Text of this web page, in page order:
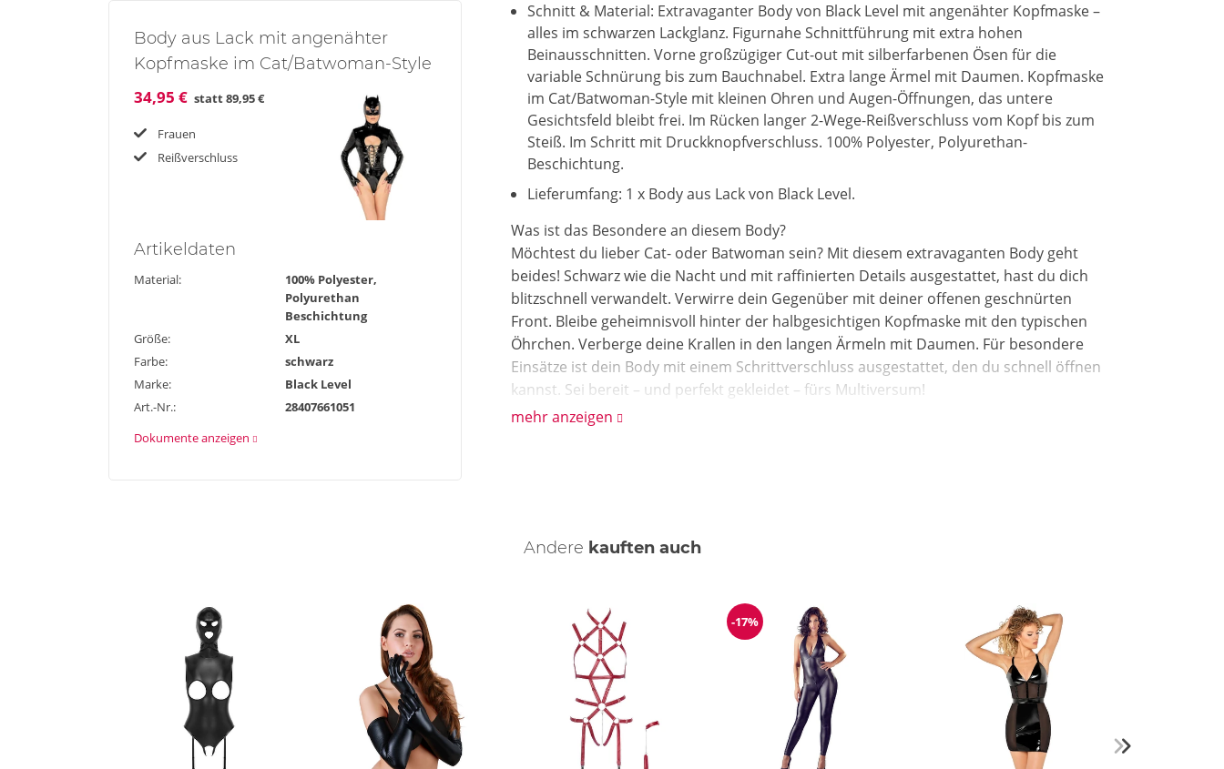
Body aus Lack mit angenähter
Kopfmaske im Cat/Batwoman-Style
34,95 € statt89,95 €
Frauen
Reißverschluss
Artikeldaten
Material:
100% Polyester,
Polyurethan
Beschichtung
Größe:
XL
Farbe:
schwarz
Marke:
Black Level
Art.-Nr.:
28407661051
Dokumente anzeigen
Schnitt & Material: Extravaganter Body von Black Level mit angenähter Kopfmaske –
alles im schwarzen Lackglanz. Figurnahe Schnittführung mit extra hohen
Beinausschnitten. Vorne großzügiger Cut-out mit silberfarbenen Ösen für die
variable Schnürung bis zum Bauchnabel. Extra lange Ärmel mit Daumen. Kopfmaske
im Cat/Batwoman-Style mit kleinen Ohren und Augen-Öffnungen, das untere
Gesichtsfeld bleibt frei. Im Rücken langer 2-Wege-Reißverschluss vom Kopf bis zum
Steiß. Im Schritt mit Druckknopfverschluss. 100% Polyester, Polyurethan-
Beschichtung.
Lieferumfang: 1 x Body aus Lack von Black Level.
Was ist das Besondere an diesem Body?
Möchtest du lieber Cat- oder Batwoman sein? Mit diesem extravaganten Body geht
beides! Schwarz wie die Nacht und mit raffinierten Details ausgestattet, hast du dich
blitzschnell verwandelt. Verwirre dein Gegenüber mit deiner offenen geschnürten
Front. Bleibe geheimnisvoll hinter der halbgesichtigen Kopfmaske mit den typischen
Öhrchen. Verberge deine Krallen in den langen Ärmeln mit Daumen. Für besondere
Einsätze ist dein Body mit einem Schrittverschluss ausgestattet, den du schnell öffnen
kannst. Sei bereit – und perfekt gekleidet – fürs Multiversum!
Wie reinige ich den Body?
mehr anzeigen
Andere kauften auch
Reduzierung
-17%